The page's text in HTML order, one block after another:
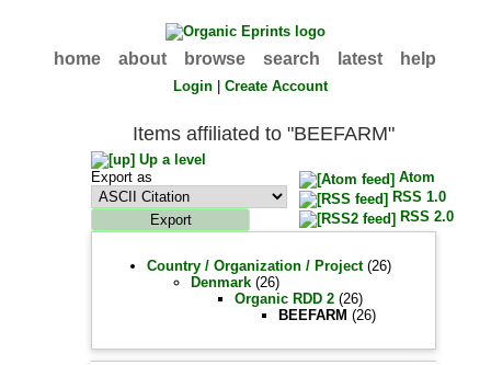
home about browse search latest help
Login |Create Account
Items affiliated to "BEEFARM"
Up a level
Export as
Atom
RSS 1.0
RSS 2.0
Country / Organization / Project(26)
Denmark (26)
Organic RDD 2 (26)
BEEFARM (26)